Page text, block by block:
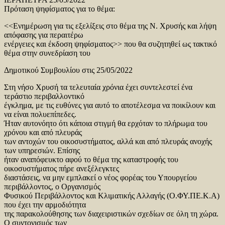
Πρόταση ψηφίσματος για το θέμα:
<<Ενημέρωση για τις εξελίξεις στο θέμα της Ν. Χρυσής και λήψη
απόφασης για περαιτέρω
ενέργειες και έκδοση ψηφίσματος>> που θα συζητηθεί ως τακτικό
θέμα στην συνεδρίαση του
Δημοτικού Συμβουλίου στις 25/05/2022
Στη νήσο Χρυσή τα τελευταία χρόνια έχει συντελεστεί ένα
τεράστιο περιβαλλοντικό
έγκλημα, με τις ευθύνες για αυτό το αποτέλεσμα να ποικίλουν και
να είναι πολυεπίπεδες.
Ήταν αυτονόητο ότι κάποια στιγμή θα ερχόταν το πλήρωμα του
χρόνου και από πλευράς
των αντοχών του οικοσυστήματος, αλλά και από πλευράς ανοχής
των υπηρεσιών. Επίσης
ήταν αναπόφευκτο αφού το θέμα της καταστροφής του
οικοσυστήματος πήρε ανεξέλεγκτες
διαστάσεις, να μην εμπλακεί ο νέος φορέας του Υπουργείου
περιβάλλοντος, ο Οργανισμός
Φυσικού Περιβάλλοντος και Κλιματικής Αλλαγής (Ο.ΦΥ.ΠΕ.Κ.Α)
που έχει την αρμοδιότητα
της παρακολούθησης των διαχειριστικών σχεδίων σε όλη τη χώρα.
Ο συντονισμός των